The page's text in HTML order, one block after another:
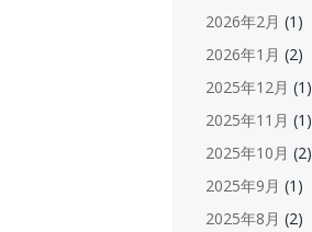
2026年2月 (1)
2026年1月 (2)
2025年12月 (1)
2025年11月 (1)
2025年10月 (2)
2025年9月 (1)
2025年8月 (2)